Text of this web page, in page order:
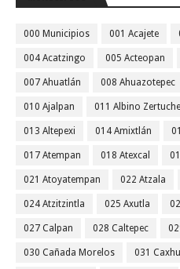
000 Municipios 001 Acajete
004 Acatzingo 005 Acteopan
007 Ahuatlán 008 Ahuazotepec
010 Ajalpan 011 Albino Zertuche
013 Altepexi 014 Amixtlán
017 Atempan 018 Atexcal
021 Atoyatempan 022 Atzala
024 Atzitzintla 025 Axutla
027 Calpan 028 Caltepec
030 Cañada Morelos 031